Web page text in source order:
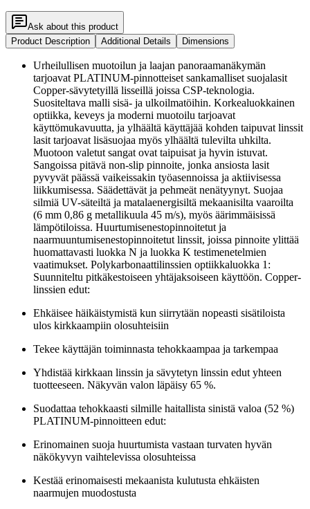
Ask about this product
Product Description
Additional Details Dimensions
Urheilullisen muotoilun ja laajan panoraamanäkymän
tarjoavat PLATINUM-pinnotteiset sankamalliset suojalasit
Copper-sävytetyillä lisseillä joissa CSP-teknologia.
Suositeltava malli sisä- ja ulkoilmatöihin. Korkealuokkainen
optiikka, keveys ja moderni muotoilu tarjoavat
käyttömukavuutta, ja ylhäältä käyttäjää kohden taipuvat linssit
lasit tarjoavat lisäsuojaa myös ylhäältä tulevilta uhkilta.
Muotoon valetut sangat ovat taipuisat ja hyvin istuvat.
Sangoissa pitävä non-slip pinnoite, jonka ansiosta lasit
pyvyvät päässä vaikeissakin työasennoissa ja aktiivisessa
liikkumisessa. Säädettävät ja pehmeät nenätyynyt. Suojaa
silmiä UV-säteiltä ja matalaenergisiltä mekaanisilta vaaroilta
(6 mm 0,86 g metallikuula 45 m/s), myös äärimmäisissä
lämpötiloissa. Huurtumisenestopinnoitetut ja
naarmuuntumisenestopinnoitetut linssit, joissa pinnoite ylittää
huomattavasti luokka N ja luokka K testimenetelmien
vaatimukset. Polykarbonaattilinssien optiikkaluokka 1:
Suunniteltu pitkäkestoiseen yhtäjaksoiseen käyttöön. Copper-
linssien edut:
Ehkäisee häikäistymistä kun siirrytään nopeasti sisätiloista
ulos kirkkaampiin olosuhteisiin
Tekee käyttäjän toiminnasta tehokkaampaa ja tarkempaa
Yhdistää kirkkaan linssin ja sävytetyn linssin edut yhteen
tuotteeseen. Näkyvän valon läpäisy 65 %.
Suodattaa tehokkaasti silmille haitallista sinistä valoa (52 %)
PLATINUM-pinnoitteen edut:
Erinomainen suoja huurtumista vastaan turvaten hyvän
näkökyvyn vaihtelevissa olosuhteissa
Kestää erinomaisesti mekaanista kulutusta ehkäisten
naarmujen muodostusta